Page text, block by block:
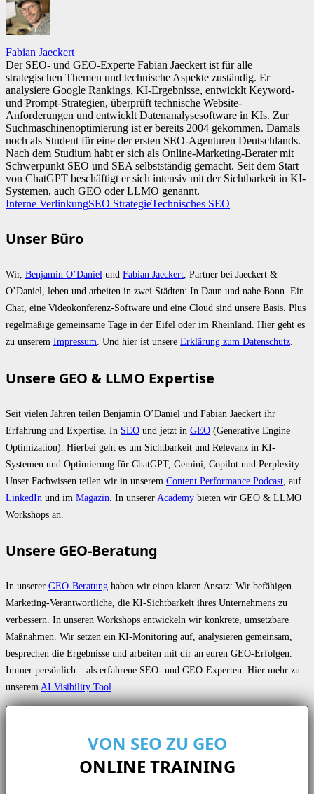
Fabian Jaeckert
Der SEO- und GEO-Experte Fabian Jaeckert ist für alle
strategischen Themen und technische Aspekte zuständig. Er
analysiere Google Rankings, KI-Ergebnisse, entwicklt Keyword-
und Prompt-Strategien, überprüft technische Website-
Anforderungen und entwicklt Datenanalysesoftware in KIs. Zur
Suchmaschinenoptimierung ist er bereits 2004 gekommen. Damals
noch als Student für eine der ersten SEO-Agenturen Deutschlands.
Nach dem Studium habt er sich als Online-Marketing-Berater mit
Schwerpunkt SEO und SEA selbstständig gemacht. Seit dem Start
von ChatGPT beschäftigt er sich intensiv mit der Sichtbarkeit in KI-
Systemen, auch GEO oder LLMO genannt.
Interne VerlinkungSEO StrategieTechnisches SEO
Unser Büro
Wir, Benjamin O’Daniel und Fabian Jaeckert , Partner bei Jaeckert &
O’Daniel, leben und arbeiten in zwei Städten: In Daun und nahe Bonn. Ein
Chat, eine Videokonferenz-Software und eine Cloud sind unsere Basis. Plus
regelmäßige gemeinsame Tage in der Eifel oder im Rheinland. Hier geht es
zu unserem Impressum . Und hier ist unsere Erklärung zum Datenschutz
Unsere GEO & LLMO Expertise
Seit vielen Jahren teilen Benjamin O’Daniel und Fabian Jaeckert ihr
Erfahrung und Expertise. In SEO und jetzt in GEO (Generative Engine
Optimization). Hierbei geht es um Sichtbarkeit und Relevanz in KI-
Systemen und Optimierung für ChatGPT, Gemini, Copilot und Perplexity.
Unser Fachwissen teilen wir in unserem Content Performance Podcast , auf
LinkedIn und im Magazin . In unserer Academy bieten wir GEO & LLMO
Workshops an.
Unsere GEO-Beratung
In unserer GEO-Beratung haben wir einen klaren Ansatz: Wir befähigen
Marketing-Verantwortliche, die KI-Sichtbarkeit ihres Unternehmens zu
verbessern. In unseren Workshops entwickeln wir konkrete, umsetzbare
Maßnahmen. Wir setzen ein KI-Monitoring auf, analysieren gemeinsam,
besprechen die Ergebnisse und arbeiten mit dir an euren GEO-Erfolgen.
Immer persönlich – als erfahrene SEO- und GEO-Experten. Hier mehr zu
unserem AI Visibility Tool
VON SEO ZU GEO
ONLINE TRAINING